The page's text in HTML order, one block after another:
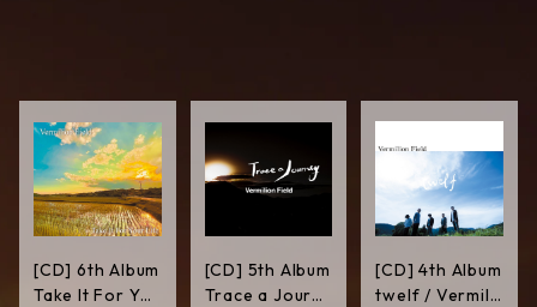
[CD] 6th Album
Take It For You
[CD] 5th Album
Trace a Journ
[CD] 4th Album
twelf / Vermili